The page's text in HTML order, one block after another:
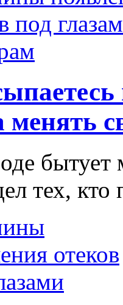
менять
бытует
тех,